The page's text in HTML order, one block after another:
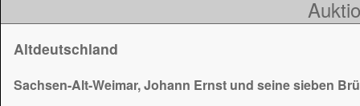
Altdeutschland
Sachsen-Alt-Weimar, Johann Ernst und seine sieben